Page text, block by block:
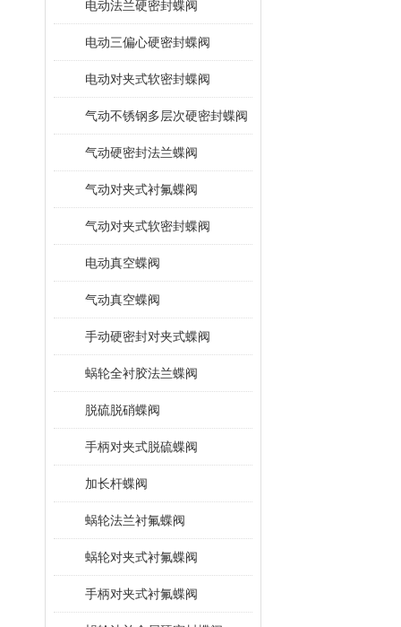
电动法兰硬密封蝶阀
电动三偏心硬密封蝶阀
电动对夹式软密封蝶阀
气动不锈钢多层次硬密封蝶阀
气动硬密封法兰蝶阀
气动对夹式衬氟蝶阀
气动对夹式软密封蝶阀
电动真空蝶阀
气动真空蝶阀
手动硬密封对夹式蝶阀
蜗轮全衬胶法兰蝶阀
脱硫脱硝蝶阀
手柄对夹式脱硫蝶阀
加长杆蝶阀
蜗轮法兰衬氟蝶阀
蜗轮对夹式衬氟蝶阀
手柄对夹式衬氟蝶阀